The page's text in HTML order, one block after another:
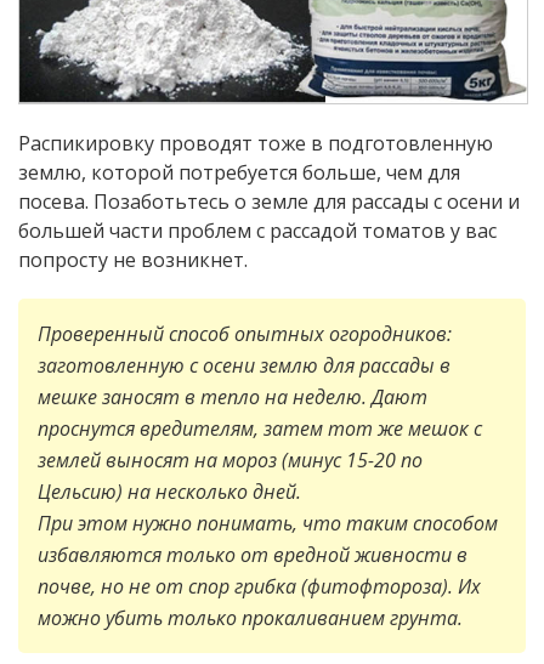
Распикировку проводят тоже в подготовленную
землю, которой потребуется больше, чем для
посева. Позаботьтесь о земле для рассады с осени и
большей части проблем с рассадой томатов у вас
попросту не возникнет.
Проверенный способ опытных огородников:
заготовленную с осени землю для рассады в
мешке заносят в тепло на неделю. Дают
проснутся вредителям, затем тот же мешок с
землей выносят на мороз (минус 15-20 по
Цельсию) на несколько дней.
При этом нужно понимать, что таким способом
избавляются только от вредной живности в
почве, но не от спор грибка (фитофтороза). Их
можно убить только прокаливанием грунта.